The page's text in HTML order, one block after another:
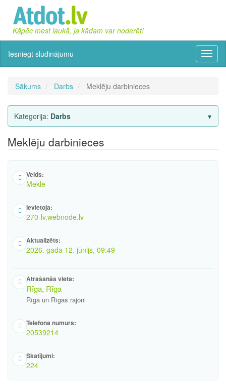
Kāpēc mest laukā, ja kādam var noderēt!
Iesniegt sludinājumu
Sākums Darbs Meklēju darbinieces
Kategorija: Darbs
Meklēju darbinieces
Veids:
Meklē
Ievietoja:
270-lv.webnode.lv
Aktualizēts:
2026. gada 12. jūnijs, 09:49
Atrašanās vieta:
Rīga, Rīga
Rīga un Rīgas rajoni
Telefona numurs:
20539214
Skatījumi:
224